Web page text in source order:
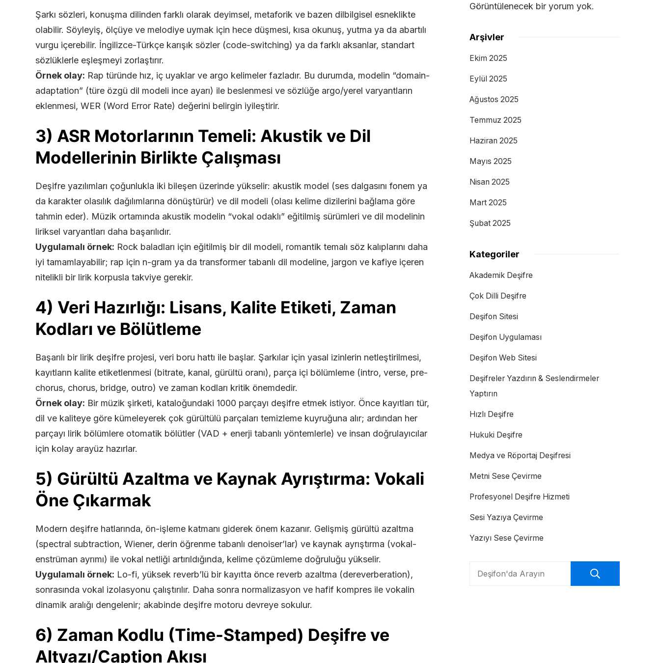
Şarkı sözleri, konuşma dilinden farklı olarak deyimsel, metaforik ve bazen dilbilgisel esneklikte
olabilir. Söyleyiş, ölçüye ve melodiye uymak için hece düşmesi, kısa okunuş, yutma ya da abartılı
vurgu içerebilir. İngilizce-Türkçe karışık sözler (code-switching) ya da farklı aksanlar, standart
sözlüklerle eşleşmeyi zorlaştırır.
Örnek olay: Rap türünde hız, iç uyaklar ve argo kelimeler fazladır. Bu durumda, modelin “domain-
adaptation” (türe özgü dil modeli ince ayarı) ile beslenmesi ve sözlüğe argo/yerel varyantların
eklenmesi, WER (Word Error Rate) değerini belirgin iyileştirir.
3) ASR Motorlarının Temeli: Akustik ve Dil
Modellerinin Birlikte Çalışması
Deşifre yazılımları çoğunlukla iki bileşen üzerinde yükselir: akustik model (ses dalgasını fonem ya
da karakter olasılık dağılımlarına dönüştürür) ve dil modeli (olası kelime dizilerini bağlama göre
tahmin eder). Müzik ortamında akustik modelin “vokal odaklı” eğitilmiş sürümleri ve dil modelinin
liriksel varyantları daha başarılıdır.
Uygulamalı örnek: Rock baladları için eğitilmiş bir dil modeli, romantik temalı söz kalıplarını daha
iyi tamamlayabilir; rap için n-gram ya da transformer tabanlı dil modeline, jargon ve kafiye içeren
nitelikli bir lirik korpusla takviye gerekir.
4) Veri Hazırlığı: Lisans, Kalite Etiketi, Zaman
Kodları ve Bölütleme
Başarılı bir lirik deşifre projesi, veri boru hattı ile başlar. Şarkılar için yasal izinlerin netleştirilmesi,
kayıtların kalite etiketlenmesi (bitrate, kanal, gürültü oranı), parça içi bölümleme (intro, verse, pre-
chorus, chorus, bridge, outro) ve zaman kodları kritik önemdedir.
Örnek olay: Bir müzik şirketi, kataloğundaki 1000 parçayı deşifre etmek istiyor. Önce kayıtları tür,
dil ve kaliteye göre kümeleyerek çok gürültülü parçaları temizleme kuyruğuna alır; ardından her
parçayı lirik bölümlere otomatik bölütler (VAD + enerji tabanlı yöntemlerle) ve insan doğrulayıcılar
için kolay arayüz hazırlar.
5) Gürültü Azaltma ve Kaynak Ayrıştırma: Vokali
Öne Çıkarmak
Modern deşifre hatlarında, ön-işleme katmanı giderek önem kazanır. Gelişmiş gürültü azaltma
(spectral subtraction, Wiener, derin öğrenme tabanlı denoiser’lar) ve kaynak ayrıştırma (vokal-
enstrüman ayrımı) ile vokal netliği artırıldığında, kelime çözümleme doğruluğu yükselir.
Uygulamalı örnek: Lo-fi, yüksek reverb’lü bir kayıtta önce reverb azaltma (dereverberation),
sonrasında vokal izolasyonu çalıştırılır. Daha sonra normalizasyon ve hafif kompres ile vokalin
dinamik aralığı dengelenir; akabinde deşifre motoru devreye sokulur.
6) Zaman Kodlu (Time-Stamped) Deşifre ve
Altyazı/Caption Akışı
Görüntülenecek bir yorum yok.
Arşivler
Ekim 2025
Eylül 2025
Ağustos 2025
Temmuz 2025
Haziran 2025
Mayıs 2025
Nisan 2025
Mart 2025
Şubat 2025
Kategoriler
Akademik Deşifre
Çok Dilli Deşifre
Deşifon Sitesi
Deşifon Uygulaması
Deşifon Web Sitesi
Deşifreler Yazdırın & Seslendirmeler
Yaptırın
Hızlı Deşifre
Hukuki Deşifre
Medya ve Röportaj Deşifresi
Metni Sese Çevirme
Profesyonel Deşifre Hizmeti
Sesi Yazıya Çevirme
Yazıyı Sese Çevirme